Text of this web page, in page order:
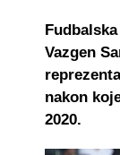
Vazgen
nakon
2020.